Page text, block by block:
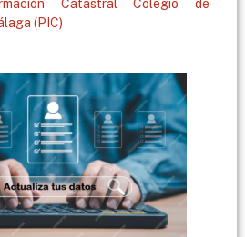
Catastral Colegio de
(PIC)